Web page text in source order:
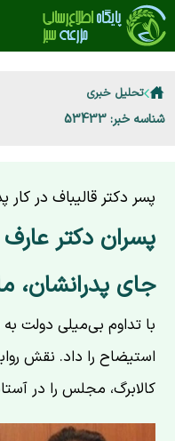
تحلیل خبری
شناسه خبر: 53433
پسر دکتر قالیباف در
پسران دکتر
جای پدرانشان،
با تداوم بی‌میلی دولت به
استیضاح را داد. نقش
کالا‌برگ، مجلس را در